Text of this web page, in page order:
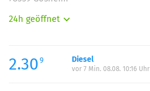
24h geöffnet
Mittwoch:
Donnerstag:
2.30 9 Diesel
vor 7 Min. 08.08. 10:16 Uhr